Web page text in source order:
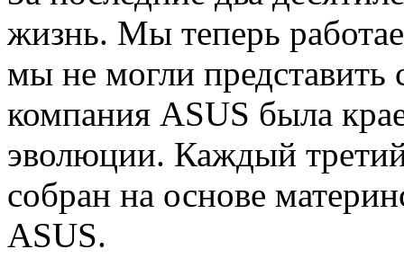
жизнь. Мы теперь
мы не могли представить
компания ASUS была
эволюции. Каждый
собран на основе
ASUS.